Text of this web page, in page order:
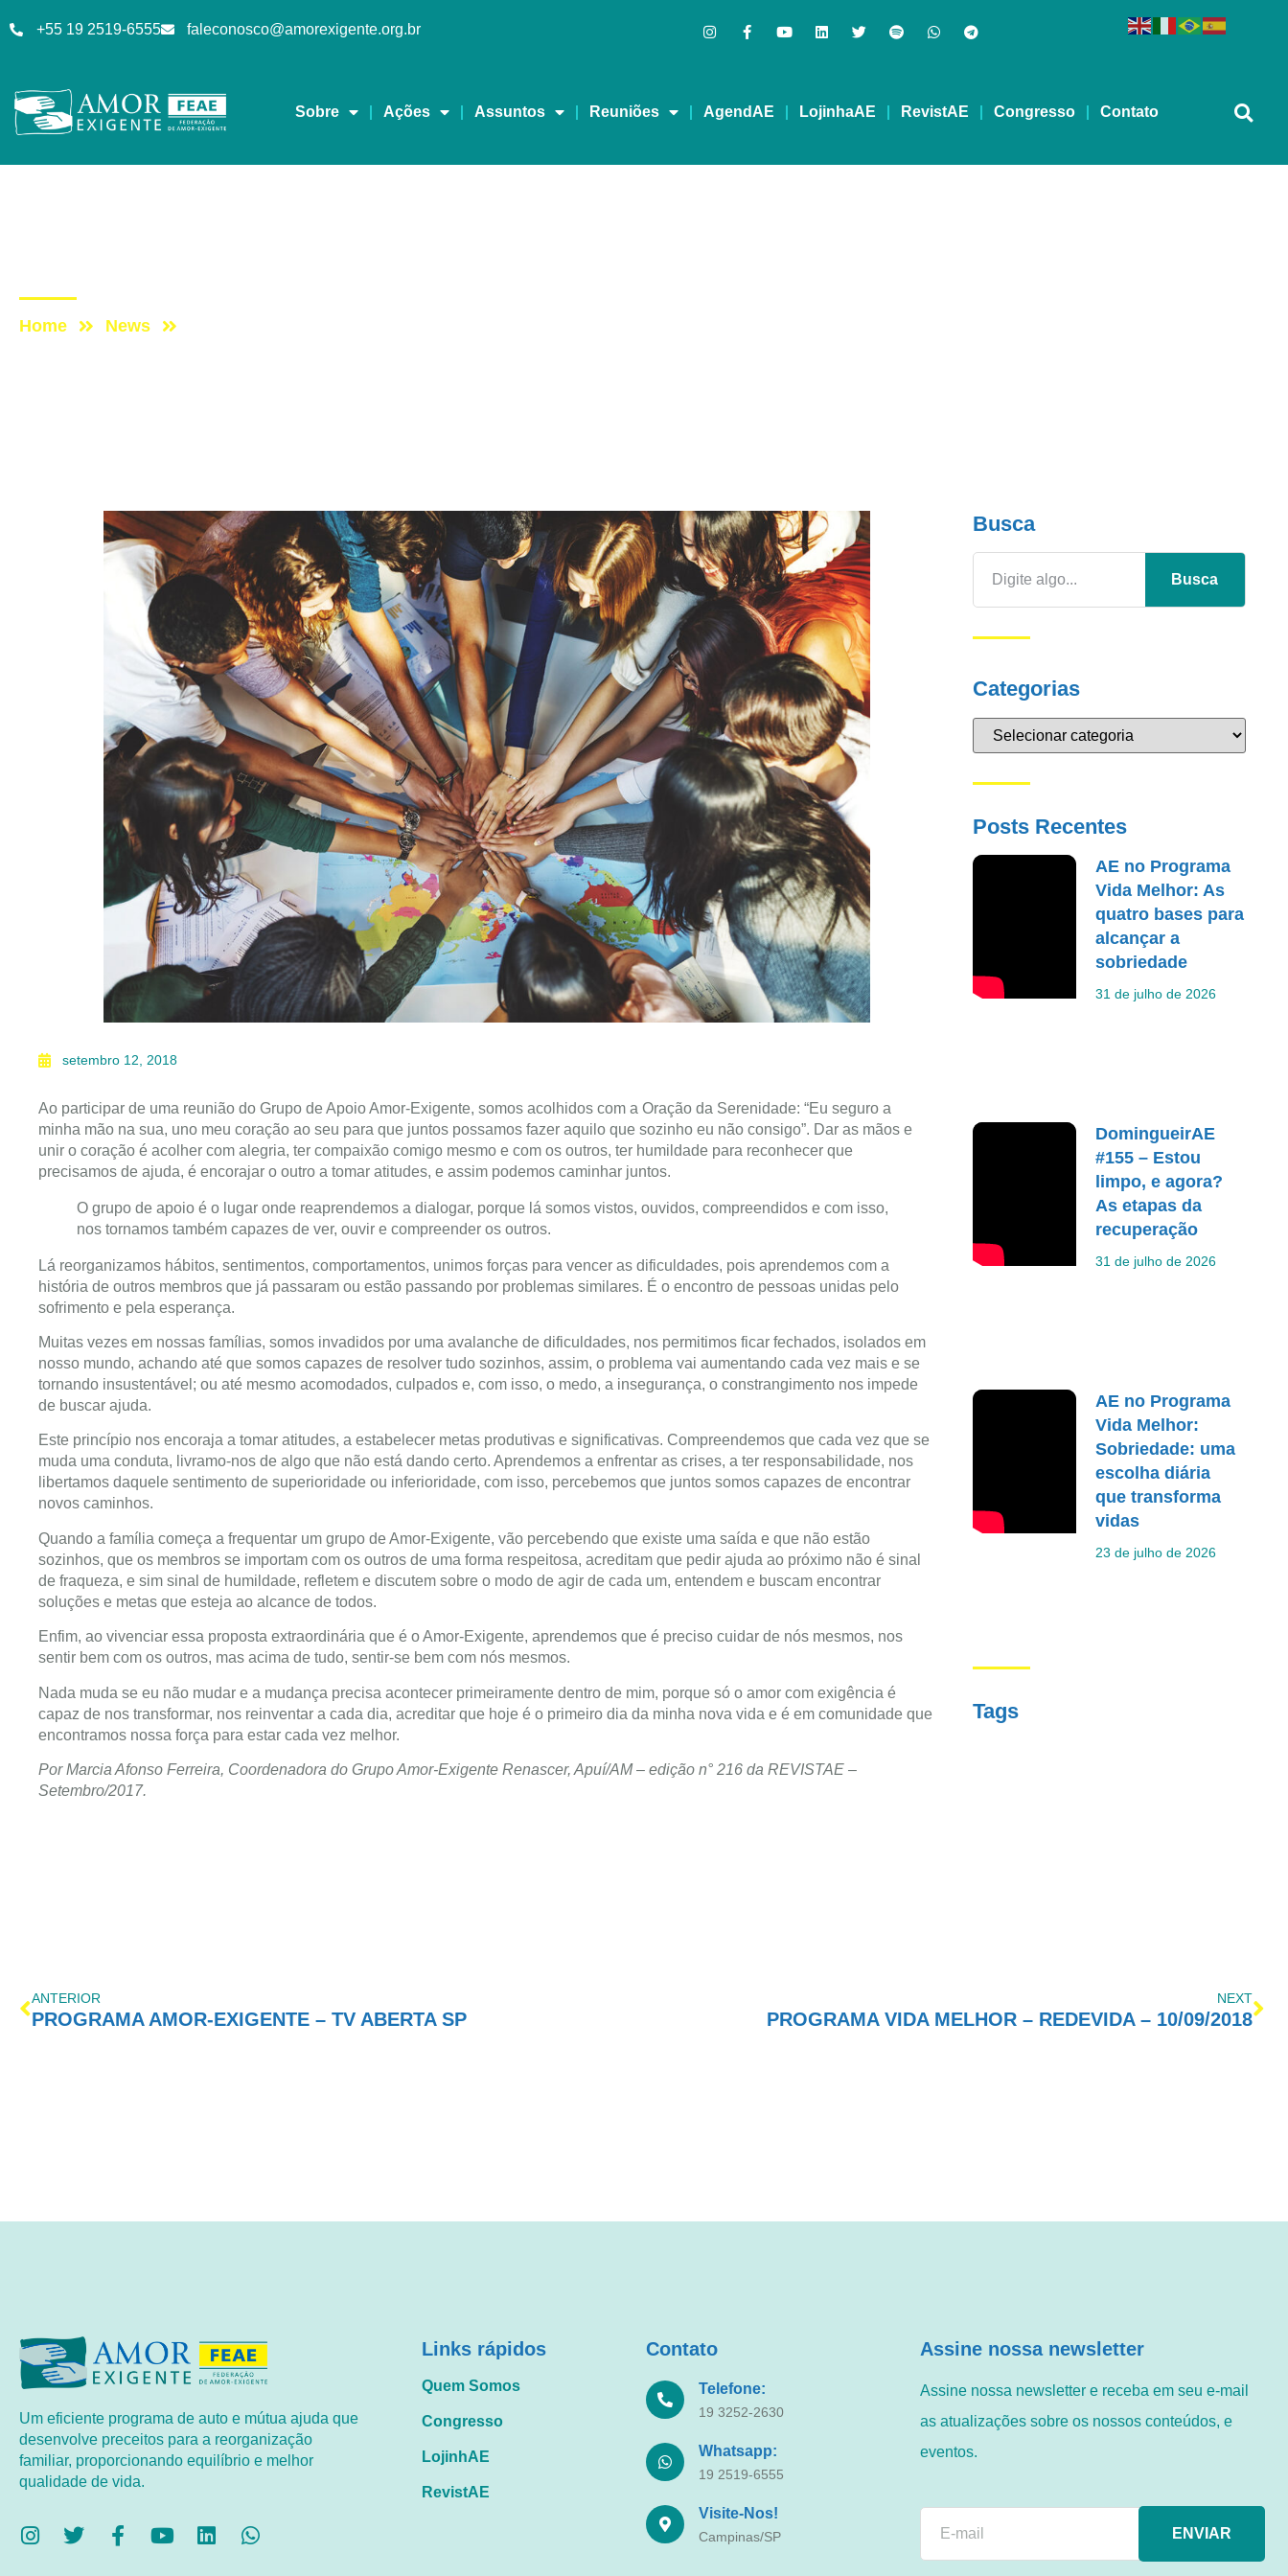
+55 19 2519-6555 faleconosco@amorexigente.org.br
Sobre Ações Assuntos Reuniões AgendAE LojinhaAE RevistAE Congresso Contato
Home News
setembro 12, 2018
Ao participar de uma reunião do Grupo de Apoio Amor-Exigente, somos acolhidos com a Oração da Serenidade: “Eu seguro a
minha mão na sua, uno meu coração ao seu para que juntos possamos fazer aquilo que sozinho eu não consigo”. Dar as mãos e
unir o coração é acolher com alegria, ter compaixão comigo mesmo e com os outros, ter humildade para reconhecer que
precisamos de ajuda, é encorajar o outro a tomar atitudes, e assim podemos caminhar juntos.
O grupo de apoio é o lugar onde reaprendemos a dialogar, porque lá somos vistos, ouvidos, compreendidos e com isso,
nos tornamos também capazes de ver, ouvir e compreender os outros.
Lá reorganizamos hábitos, sentimentos, comportamentos, unimos forças para vencer as dificuldades, pois aprendemos com a
história de outros membros que já passaram ou estão passando por problemas similares. É o encontro de pessoas unidas pelo
sofrimento e pela esperança.
Muitas vezes em nossas famílias, somos invadidos por uma avalanche de dificuldades, nos permitimos ficar fechados, isolados em
nosso mundo, achando até que somos capazes de resolver tudo sozinhos, assim, o problema vai aumentando cada vez mais e se
tornando insustentável; ou até mesmo acomodados, culpados e, com isso, o medo, a insegurança, o constrangimento nos impede
de buscar ajuda.
Este princípio nos encoraja a tomar atitudes, a estabelecer metas produtivas e significativas. Compreendemos que cada vez que se
muda uma conduta, livramo-nos de algo que não está dando certo. Aprendemos a enfrentar as crises, a ter responsabilidade, nos
libertamos daquele sentimento de superioridade ou inferioridade, com isso, percebemos que juntos somos capazes de encontrar
novos caminhos.
Quando a família começa a frequentar um grupo de Amor-Exigente, vão percebendo que existe uma saída e que não estão
sozinhos, que os membros se importam com os outros de uma forma respeitosa, acreditam que pedir ajuda ao próximo não é sinal
de fraqueza, e sim sinal de humildade, refletem e discutem sobre o modo de agir de cada um, entendem e buscam encontrar
soluções e metas que esteja ao alcance de todos.
Enfim, ao vivenciar essa proposta extraordinária que é o Amor-Exigente, aprendemos que é preciso cuidar de nós mesmos, nos
sentir bem com os outros, mas acima de tudo, sentir-se bem com nós mesmos.
Nada muda se eu não mudar e a mudança precisa acontecer primeiramente dentro de mim, porque só o amor com exigência é
capaz de nos transformar, nos reinventar a cada dia, acreditar que hoje é o primeiro dia da minha nova vida e é em comunidade que
encontramos nossa força para estar cada vez melhor.
Por Marcia Afonso Ferreira, Coordenadora do Grupo Amor-Exigente Renascer, Apuí/AM – edição n° 216 da REVISTAE –
Setembro/2017.
Busca
Busca
Categorias
Posts Recentes
AE no Programa
Vida Melhor: As
quatro bases para
alcançar a
sobriedade
31 de julho de 2026
DomingueirAE
#155 – Estou
limpo, e agora?
As etapas da
recuperação
31 de julho de 2026
AE no Programa
Vida Melhor:
Sobriedade: uma
escolha diária
que transforma
vidas
23 de julho de 2026
Tags
ANTERIOR
PROGRAMA AMOR-EXIGENTE – TV ABERTA SP
NEXT
PROGRAMA VIDA MELHOR – REDEVIDA – 10/09/2018
Um eficiente programa de auto e mútua ajuda que
desenvolve preceitos para a reorganização
familiar, proporcionando equilíbrio e melhor
qualidade de vida.
Links rápidos
Quem Somos
Congresso
LojinhAE
RevistAE
Contato
Telefone:
19 3252-2630
Whatsapp:
19 2519-6555
Visite-Nos!
Campinas/SP
Assine nossa newsletter
Assine nossa newsletter e receba em seu e-mail
as atualizações sobre os nossos conteúdos, e
eventos.
ENVIAR